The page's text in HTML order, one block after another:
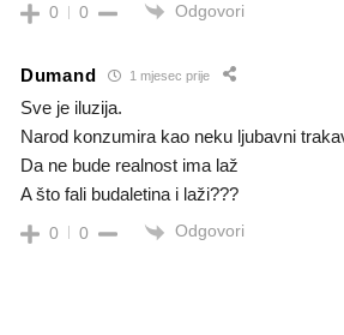
0 0 Odgovori
Dumand 1 mjesec prije
Sve je iluzija.
Narod konzumira kao neku ljubavni
Da ne bude realnost ima laž
A što fali budaletina i laži???
0 0 Odgovori